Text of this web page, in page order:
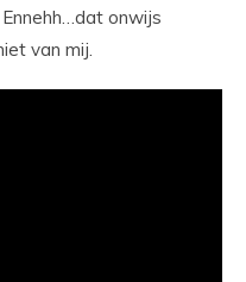
onwijs
van mij.